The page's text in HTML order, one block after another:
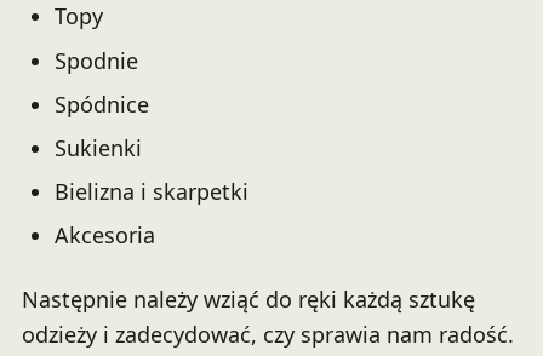
Topy
Spodnie
Spódnice
Sukienki
Bielizna i skarpetki
Akcesoria
Następnie należy wziąć do ręki każdą sztukę
odzieży i zadecydować, czy sprawia nam radość.